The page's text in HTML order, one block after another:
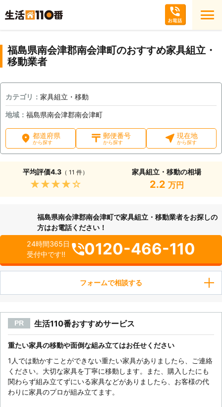
福島県南会津郡南会津町のおすすめ家具組立・
移動業者
カテゴリ： 家具組立・移動
地域： 福島県南会津郡南会津町
都道府県
から探す
郵便番号
から探す
現在地
から探す
平均評価4.3 （ 11 件）
★★★★★
家具組立・移動の相場
2.2 万円
福島県南会津郡南会津町で家具組立・移動業者をお探しの
方はお電話ください！
24時間365日
受付中です!!
0120-466-110
フォームで相談する
PR 生活110番おすすめサービス
重たい家具の移動や面倒な組み立てはお任せください
1人では動かすことができない重たい家具がありましたら、ご連絡
ください。大切な家具を丁寧に移動します。また、購入したにも
関わらず組み立てずにいる家具などがありましたら、お客様の代
わりに家具のプロが組み立てます。